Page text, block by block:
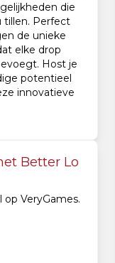
die
tillen. Perfect
de unieke
elke drop
Host je
potentieel
innovatieve
Better Lo
VeryGames.